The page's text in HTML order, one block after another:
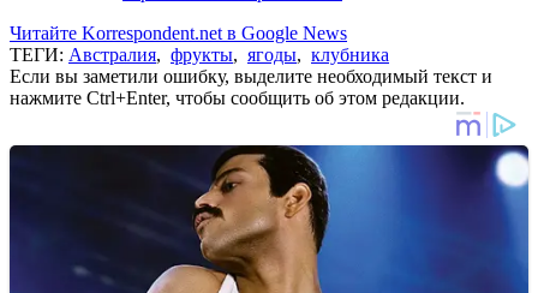
Читайте Korrespondent.net в Google News
ТЕГИ: Австралия, фрукты, ягоды, клубника
Если вы заметили ошибку, выделите необходимый текст и
нажмите Ctrl+Enter, чтобы сообщить об этом редакции.